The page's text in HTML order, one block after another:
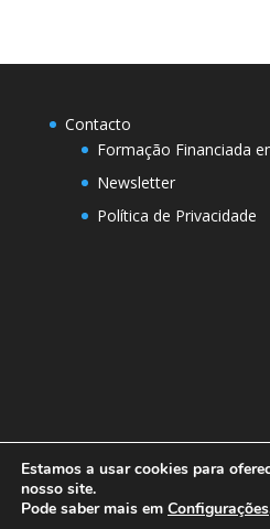
Contacto
Formação Financiada
Newsletter
Política de Privacidade
Estamos a usar cookies para
nosso site.
Pode saber mais em Configurações